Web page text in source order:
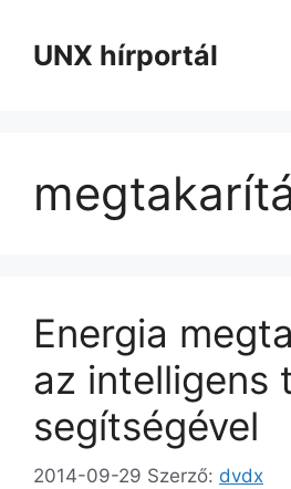
tartalomba
UNX hírportál
Energia
az intelligens
segítségével
2014-09-29 Szerző: dvdx